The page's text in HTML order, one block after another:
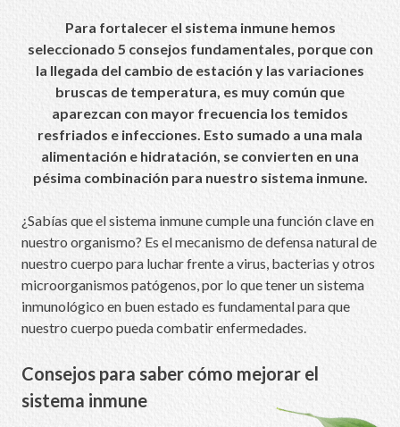
Para fortalecer el sistema inmune hemos
seleccionado 5 consejos fundamentales, porque con
la llegada del cambio de estación y las variaciones
bruscas de temperatura, es muy común que
aparezcan con mayor frecuencia los temidos
resfriados e infecciones. Esto sumado a una mala
alimentación e hidratación, se convierten en una
pésima combinación para nuestro sistema inmune.
¿Sabías que el sistema inmune cumple una función clave en
nuestro organismo? Es el mecanismo de defensa natural de
nuestro cuerpo para luchar frente a virus, bacterias y otros
microorganismos patógenos, por lo que tener un sistema
inmunológico en buen estado es fundamental para que
nuestro cuerpo pueda combatir enfermedades.
Consejos para saber cómo mejorar el
sistema inmune